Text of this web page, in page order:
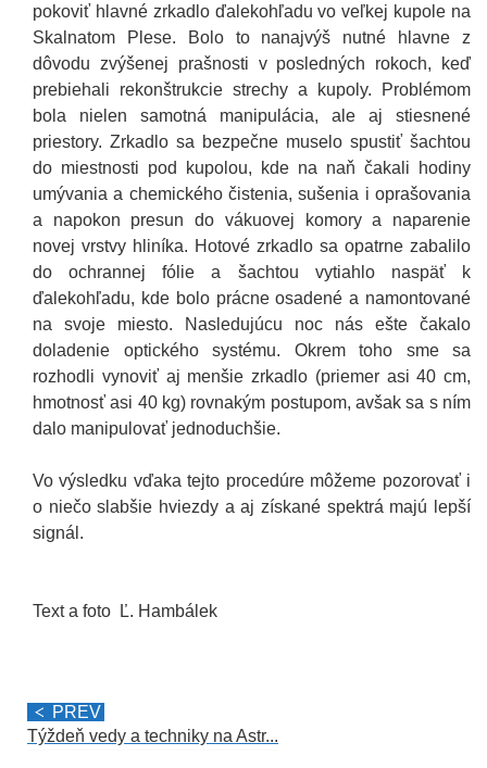
pokoviť hlavné zrkadlo ďalekohľadu vo veľkej kupole na
Skalnatom Plese. Bolo to nanajvýš nutné hlavne z
dôvodu zvýšenej prašnosti v posledných rokoch, keď
prebiehali rekonštrukcie strechy a kupoly. Problémom
bola nielen samotná manipulácia, ale aj stiesnené
priestory. Zrkadlo sa bezpečne muselo spustiť šachtou
do miestnosti pod kupolou, kde na naň čakali hodiny
umývania a chemického čistenia, sušenia i oprašovania
a napokon presun do vákuovej komory a naparenie
novej vrstvy hliníka. Hotové zrkadlo sa opatrne zabalilo
do ochrannej fólie a šachtou vytiahlo naspäť k
ďalekohľadu, kde bolo prácne osadené a namontované
na svoje miesto. Nasledujúcu noc nás ešte čakalo
doladenie optického systému. Okrem toho sme sa
rozhodli vynoviť aj menšie zrkadlo (priemer asi 40 cm,
hmotnosť asi 40 kg) rovnakým postupom, avšak sa s ním
dalo manipulovať jednoduchšie.
Vo výsledku vďaka tejto procedúre môžeme pozorovať i
o niečo slabšie hviezdy a aj získané spektrá majú lepší
signál.
Text a foto Ľ. Hambálek
PREV
Týždeň vedy a techniky na Astr...